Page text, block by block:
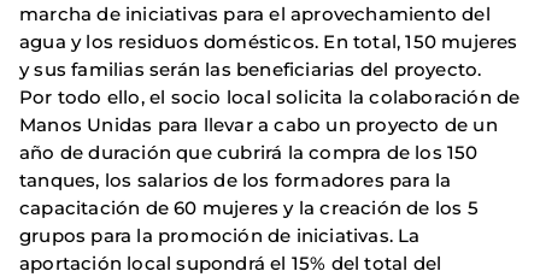
marcha de iniciativas para el aprovechamiento del
agua y los residuos domésticos. En total, 150 mujeres
y sus familias serán las beneficiarias del proyecto.
Por todo ello, el socio local solicita la colaboración de
Manos Unidas para llevar a cabo un proyecto de un
año de duración que cubrirá la compra de los 150
tanques, los salarios de los formadores para la
capacitación de 60 mujeres y la creación de los 5
grupos para la promoción de iniciativas. La
aportación local supondrá el 15% del total del